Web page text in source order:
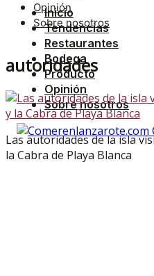
Opinión
Sobre nosotros
Inicio
Tendencias
Restaurantes
Bodega
Producto
Opinión
Sobre nosotros
autoridades
Las autoridades de la isla
la Cabra de Playa Blanca